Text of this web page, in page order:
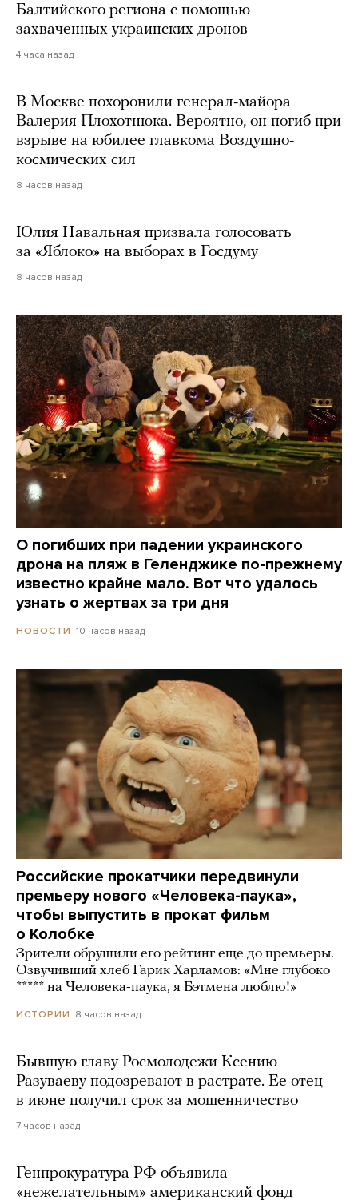
Балтийского региона с помощью
захваченных украинских дронов
4 часа назад
В Москве похоронили генерал-майора
Валерия Плохотнюка. Вероятно, он погиб при
взрыве на юбилее главкома Воздушно-
космических сил
8 часов назад
Юлия Навальная призвала голосовать
за «Яблоко» на выборах в Госдуму
8 часов назад
О погибших при падении украинского
дрона на пляж в Геленджике по-прежнему
известно крайне мало. Вот что удалось
узнать о жертвах за три дня
НОВОСТИ 10 часов назад
Российские прокатчики передвинули
премьеру нового «Человека-паука»,
чтобы выпустить в прокат фильм
о Колобке
Зрители обрушили его рейтинг еще до премьеры.
Озвучивший хлеб Гарик Харламов: «Мне глубоко
***** на Человека-паука, я Бэтмена люблю!»
ИСТОРИИ 8 часов назад
Бывшую главу Росмолодежи Ксению
Разуваеву подозревают в растрате. Ее отец
в июне получил срок за мошенничество
7 часов назад
Генпрокуратура РФ объявила
«нежелательным» американский фонд